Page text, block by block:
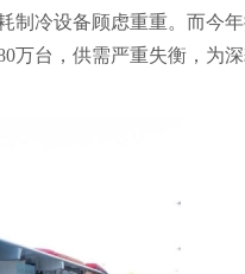
制冷设备顾虑重重。而今
万台，供需严重失衡，为